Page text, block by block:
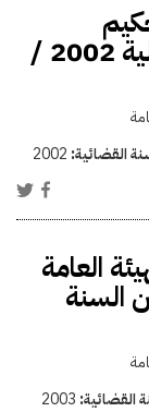
واختبارات القطن للسنة المالية 2002 /
القضائية: 2002
العامة
السنة
القضائية: 2003